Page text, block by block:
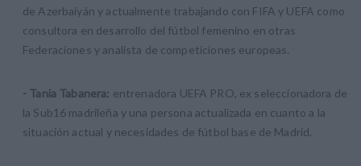
de Azerbaiyán y actualmente trabajando con FIFA y UEFA como
consultora en desarrollo del fútbol femenino en otras
Federaciones y analista de competiciones europeas.
- Tania Tabanera: entrenadora UEFA PRO, ex seleccionadora de
la Sub16 madrileña y una persona actualizada en cuanto a la
situación actual y necesidades de fútbol base de Madrid.